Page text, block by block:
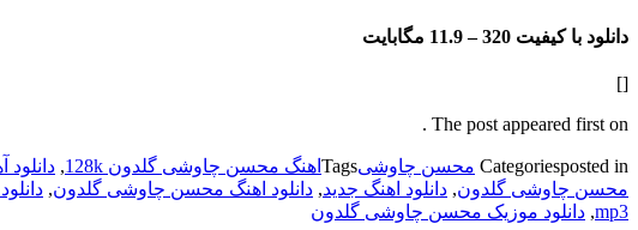
دانلود با کیفیت 320 – 11.9 مگابایت
[]
The post appeared first on .
Categoriesposted in محسن چاوشیTags اهنگ محسن چاوشی گلدون 128k , دانلود
محسن چاوشی گلدون, دانلود اهنگ جدید, دانلود اهنگ محسن چاوشی گلدون,
mp3
, دانلود موزیک محسن چاوشی گلدون